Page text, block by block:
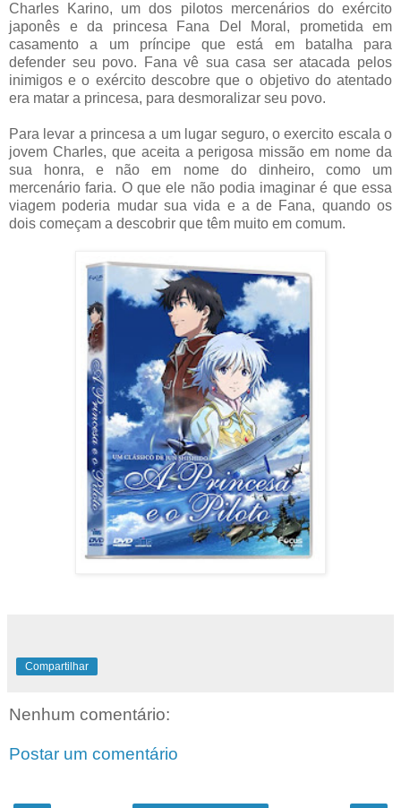
Charles Karino, um dos pilotos mercenários do exército
japonês e da princesa Fana Del Moral, prometida em
casamento a um príncipe que está em batalha para
defender seu povo. Fana vê sua casa ser atacada pelos
inimigos e o exército descobre que o objetivo do atentado
era matar a princesa, para desmoralizar seu povo.
Para levar a princesa a um lugar seguro, o exercito escala o
jovem Charles, que aceita a perigosa missão em nome da
sua honra, e não em nome do dinheiro, como um
mercenário faria. O que ele não podia imaginar é que essa
viagem poderia mudar sua vida e a de Fana, quando os
dois começam a descobrir que têm muito em comum.
Compartilhar
Nenhum comentário:
Postar um comentário